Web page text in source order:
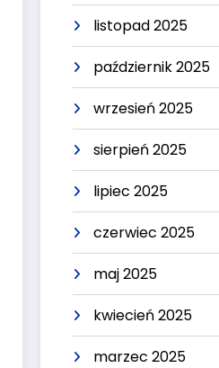
listopad 2025
październik 2025
wrzesień 2025
sierpień 2025
lipiec 2025
czerwiec 2025
maj 2025
kwiecień 2025
marzec 2025